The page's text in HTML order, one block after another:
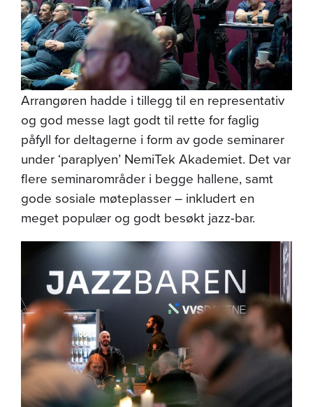
Arrangøren hadde i tillegg til en representativ
og god messe lagt godt til rette for faglig
påfyll for deltagerne i form av gode seminarer
under ‘paraplyen’ NemiTek Akademiet. Det var
flere seminarområder i begge hallene, samt
gode sosiale møteplasser – inkludert en
meget populær og godt besøkt jazz-bar.